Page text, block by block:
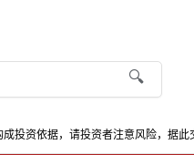
🔍
投资依据，请投资者注意风险，据此